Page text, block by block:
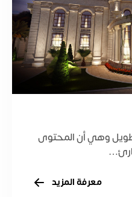
وهي أن المحتوى
معرفة المزيد